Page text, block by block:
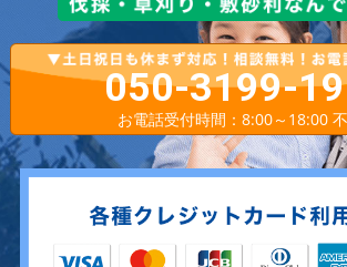
050-3199-
お電話受付時間：8:00～18:00